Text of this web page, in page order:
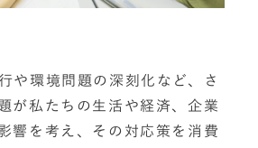
や環境問題の深刻化など、さ
が私たちの生活や経済、企業
響を考え、その対応策を消費